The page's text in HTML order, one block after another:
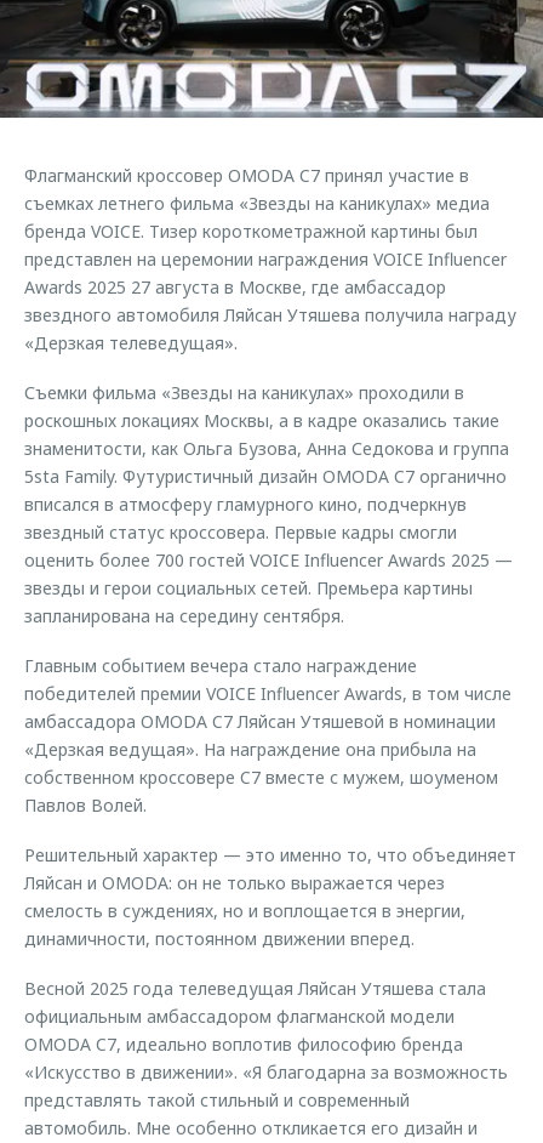
Страхование
Кредитный калькулятор
Аксессуары
Оригинальные аксессуары
Запчасти
Трейд-ин
Калькулятор трейд-ин
Клиентская поддержка
O&J Автоклуб
Клуб владельцев OMODA
Аксессуары
Одежда и сувениры
Оригинальные аксессуары
Запчасти
Обратная связь
Флагманский кроссовер OMODA C7 принял участие в
съемках летнего фильма «Звезды на каникулах» медиа
бренда VOICE. Тизер короткометражной картины был
представлен на церемонии награждения VOICE Influencer
Awards 2025 27 августа в Москве, где амбассадор
звездного автомобиля Ляйсан Утяшева получила награду
«Дерзкая телеведущая».
Съемки фильма «Звезды на каникулах» проходили в
роскошных локациях Москвы, а в кадре оказались такие
знаменитости, как Ольга Бузова, Анна Седокова и группа
5sta Family. Футуристичный дизайн OMODA C7 органично
вписался в атмосферу гламурного кино, подчеркнув
звездный статус кроссовера. Первые кадры смогли
оценить более 700 гостей VOICE Influencer Awards 2025 —
звезды и герои социальных сетей. Премьера картины
запланирована на середину сентября.
Главным событием вечера стало награждение
победителей премии VOICE Influencer Awards, в том числе
амбассадора OMODA C7 Ляйсан Утяшевой в номинации
«Дерзкая ведущая». На награждение она прибыла на
собственном кроссовере C7 вместе с мужем, шоуменом
Павлов Волей.
Решительный характер — это именно то, что объединяет
Ляйсан и OMODA: он не только выражается через
смелость в суждениях, но и воплощается в энергии,
динамичности, постоянном движении вперед.
Весной 2025 года телеведущая Ляйсан Утяшева стала
официальным амбассадором флагманской модели
OMODA C7, идеально воплотив философию бренда
«Искусство в движении». «Я благодарна за возможность
представлять такой стильный и современный
автомобиль. Мне особенно откликается его дизайн и